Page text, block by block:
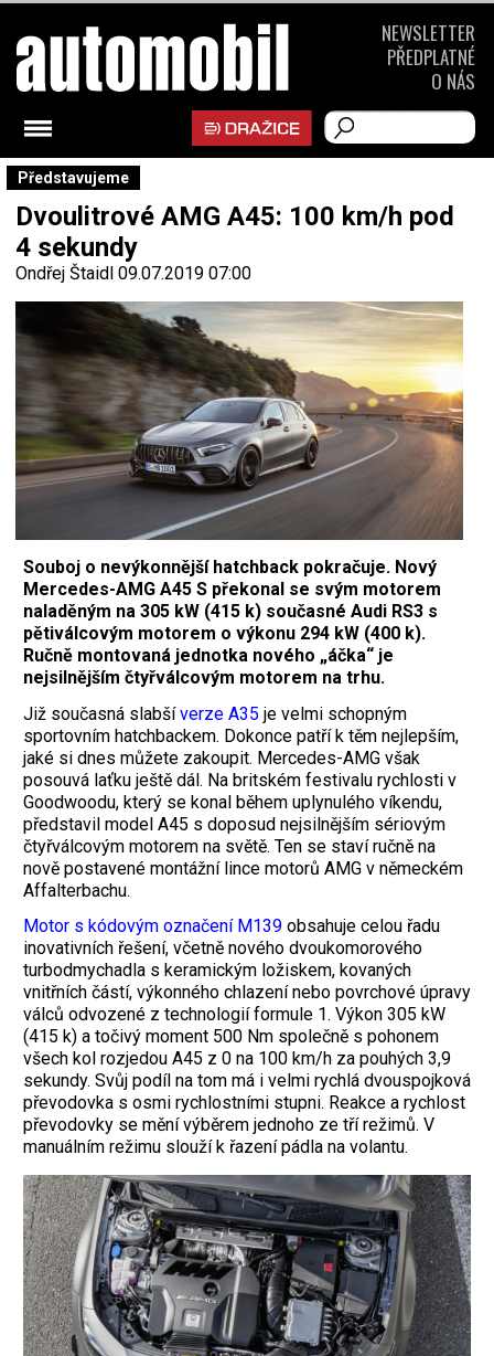
Představujeme
Dvoulitrové AMG A45: 100 km/h pod
4 sekundy
Ondřej Štaidl 09.07.2019 07:00
Souboj o nevýkonnější hatchback pokračuje. Nový
Mercedes-AMG A45 S překonal se svým motorem
naladěným na 305 kW (415 k) současné Audi RS3 s
pětiválcovým motorem o výkonu 294 kW (400 k).
Ručně montovaná jednotka nového „áčka“ je
nejsilnějším čtyřválcovým motorem na trhu.
Již současná slabšíverze A35 je velmi schopným
sportovním hatchbackem. Dokonce patří k těm nejlepším,
jaké si dnes můžete zakoupit. Mercedes-AMG však
posouvá laťku ještě dál. Na britském festivalu rychlosti v
Goodwoodu, který se konal během uplynulého víkendu,
představil model A45 s doposud nejsilnějším sériovým
čtyřválcovým motorem na světě. Ten se staví ručně na
nově postavené montážní lince motorů AMG v německém
Affalterbachu.
Motor s kódovým označení M139 obsahuje celou řadu
inovativních řešení, včetně nového dvoukomorového
turbodmychadla s keramickým ložiskem, kovaných
vnitřních částí, výkonného chlazení nebo povrchové úpravy
válců odvozené z technologií formule 1. Výkon 305 kW
(415 k) a točivý moment 500 Nm společně s pohonem
všech kol rozjedou A45 z 0 na 100 km/h za pouhých 3,9
sekundy. Svůj podíl na tom má i velmi rychlá dvouspojková
převodovka s osmi rychlostními stupni. Reakce a rychlost
převodovky se mění výběrem jednoho ze tří režimů. V
manuálním režimu slouží k řazení pádla na volantu.
NEWSLETTER
PŘEDPLATNÉ
O NÁS